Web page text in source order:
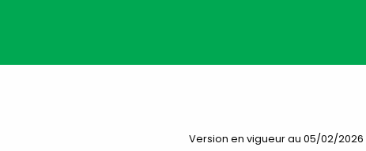
Version en vigueur au 05/02/2026